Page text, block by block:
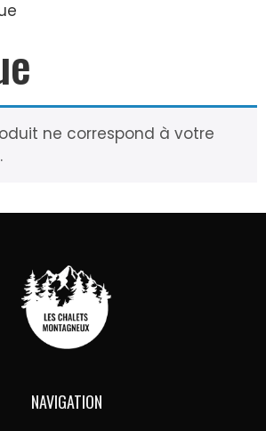
ne correspond à votre
NAVIGATION